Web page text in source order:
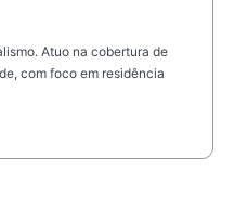
Atuo na cobertura de
com foco em residência